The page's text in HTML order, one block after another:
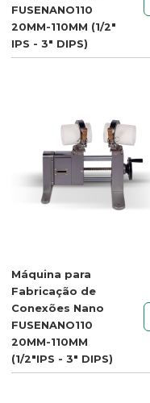
FUSENANO110
20MM-110MM (1/2"
IPS - 3" DIPS)
Máquina para
Fabricação de
Conexões Nano
FUSENANO110
20MM-110MM
(1/2"IPS - 3" DIPS)